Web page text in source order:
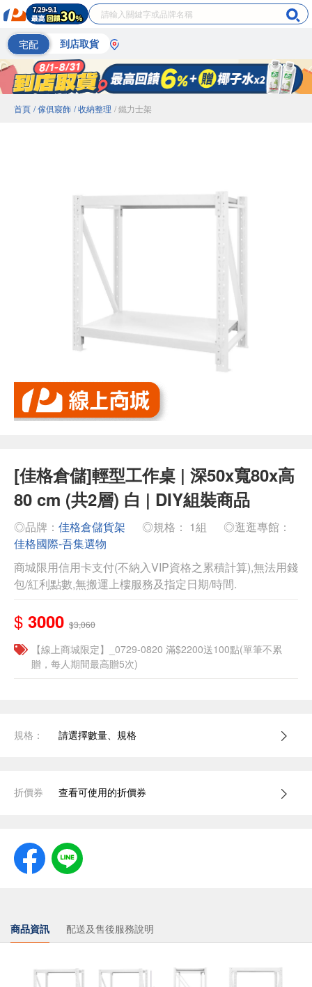
宅配 到店取貨
首頁 / 傢俱寢飾 / 收納整理 / 鐵力士架
[佳格倉儲]輕型工作桌 | 深50x寬80x高
80 cm (共2層) 白 | DIY組裝商品
◎品牌： 佳格倉儲貨架 ◎規格： 1組
◎逛逛專館：
佳格國際-吾集選物
商城限用信用卡支付(不納入VIP資格之累積計算),無法用錢
包/紅利點數,無搬運上樓服務及指定日期/時間.
$ 3000 $3,060
【線上商城限定】_0729-0820 滿$2200送100點(單筆不累
贈，每人期間最高贈5次)
規格： 請選擇數量、規格
折價券 查看可使用的折價券
商品資訊 配送及售後服務說明